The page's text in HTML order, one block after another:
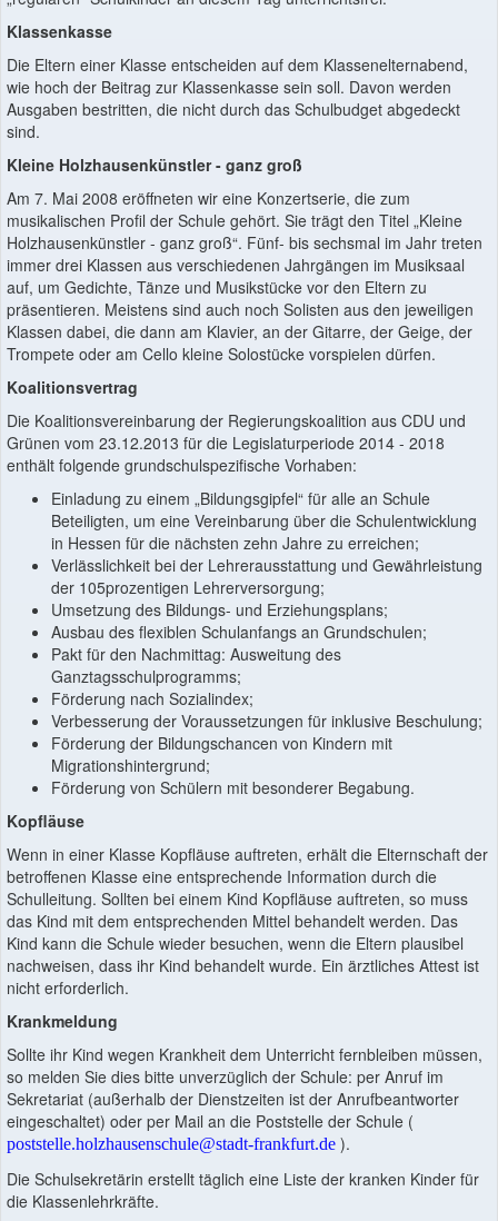
Klassenkasse
Die Eltern einer Klasse entscheiden auf dem Klassenelternabend,
wie hoch der Beitrag zur Klassenkasse sein soll. Davon werden
Ausgaben bestritten, die nicht durch das Schulbudget abgedeckt
sind.
Kleine Holzhausenkünstler - ganz groß
Am 7. Mai 2008 eröffneten wir eine Konzertserie, die zum
musikalischen Profil der Schule gehört. Sie trägt den Titel „Kleine
Holzhausenkünstler - ganz groß“. Fünf- bis sechsmal im Jahr treten
immer drei Klassen aus verschiedenen Jahrgängen im Musiksaal
auf, um Gedichte, Tänze und Musikstücke vor den Eltern zu
präsentieren. Meistens sind auch noch Solisten aus den jeweiligen
Klassen dabei, die dann am Klavier, an der Gitarre, der Geige, der
Trompete oder am Cello kleine Solostücke vorspielen dürfen.
Koalitionsvertrag
Die Koalitionsvereinbarung der Regierungskoalition aus CDU und
Grünen vom 23.12.2013 für die Legislaturperiode 2014 - 2018
enthält folgende grundschulspezifische Vorhaben:
Einladung zu einem „Bildungsgipfel“ für alle an Schule
Beteiligten, um eine Vereinbarung über die Schulentwicklung
in Hessen für die nächsten zehn Jahre zu erreichen;
Verlässlichkeit bei der Lehrerausstattung und Gewährleistung
der 105prozentigen Lehrerversorgung;
Umsetzung des Bildungs- und Erziehungsplans;
Ausbau des flexiblen Schulanfangs an Grundschulen;
Pakt für den Nachmittag: Ausweitung des
Ganztagsschulprogramms;
Förderung nach Sozialindex;
Verbesserung der Voraussetzungen für inklusive Beschulung;
Förderung der Bildungschancen von Kindern mit
Migrationshintergrund;
Förderung von Schülern mit besonderer Begabung.
Kopfläuse
Wenn in einer Klasse Kopfläuse auftreten, erhält die Elternschaft der
betroffenen Klasse eine entsprechende Information durch die
Schulleitung. Sollten bei einem Kind Kopfläuse auftreten, so muss
das Kind mit dem entsprechenden Mittel behandelt werden. Das
Kind kann die Schule wieder besuchen, wenn die Eltern plausibel
nachweisen, dass ihr Kind behandelt wurde. Ein ärztliches Attest ist
nicht erforderlich.
Krankmeldung
Sollte ihr Kind wegen Krankheit dem Unterricht fernbleiben müssen,
so melden Sie dies bitte unverzüglich der Schule: per Anruf im
Sekretariat (außerhalb der Dienstzeiten ist der Anrufbeantworter
eingeschaltet) oder per Mail an die Poststelle der Schule (
poststelle.holzhausenschule@stadt-frankfurt.de ).
Die Schulsekretärin erstellt täglich eine Liste der kranken Kinder für
die Klassenlehrkräfte.